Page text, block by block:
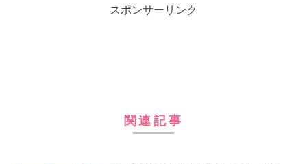
スポンサーリンク
関連記事